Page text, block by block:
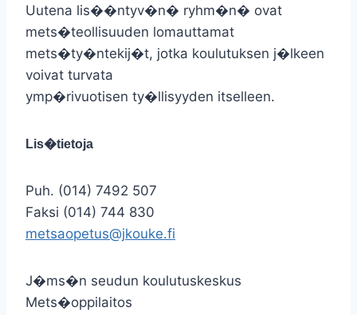
Uutena lis��ntyv�n� ryhm�n� ovat
mets�teollisuuden lomauttamat
mets�ty�ntekij�t, jotka koulutuksen j�lkeen
voivat turvata
ymp�rivuotisen ty�llisyyden itselleen.
Lis�tietoja
Puh. (014) 7492 507
Faksi (014) 744 830
metsaopetus@jkouke.fi
J�ms�n seudun koulutuskeskus
Mets�oppilaitos